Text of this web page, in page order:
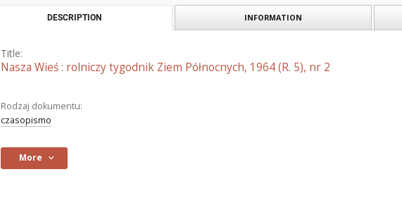
DESCRIPTION INFORMATION
Title:
Nasza Wieś : rolniczy tygodnik Ziem Północnych, 1964 (R. 5), nr 2
Rodzaj dokumentu:
czasopismo
More